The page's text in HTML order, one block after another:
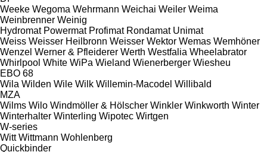
Weeke Wegoma Wehrmann Weichai Weiler Weima
Weinbrenner Weinig
Hydromat Powermat Profimat Rondamat Unimat
Weiss Weisser Heilbronn Weisser Wektor Wemas Wemhöner
Wenzel Werner & Pfleiderer Werth Westfalia Wheelabrator
Whirlpool White WiPa Wieland Wienerberger Wiesheu
EBO 68
Wila Wilden Wile Wilk Willemin-Macodel Willibald
MZA
Wilms Wilo Windmöller & Hölscher Winkler Winkworth Winter
Winterhalter Winterling Wipotec Wirtgen
W-series
Witt Wittmann Wohlenberg
Quickbinder